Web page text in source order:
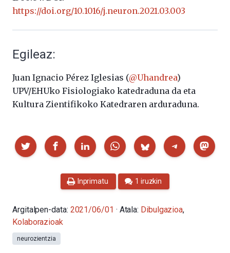
https://doi.org/10.1016/j.neuron.2021.03.003
Egileaz:
Juan Ignacio Pérez Iglesias (@Uhandrea)
UPV/EHUko Fisiologiako katedraduna da eta
Kultura Zientifikoko Katedraren arduraduna.
Partekatu
Inprimatu 1 iruzkin
Argitalpen-data: 2021/06/01 · Atala: Dibulgazioa,
Kolaborazioak
neurozientzia